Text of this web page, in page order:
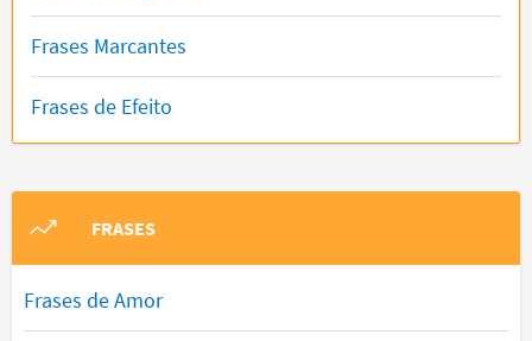
Frases Marcantes
Frases de Efeito
FRASES
Frases de Amor